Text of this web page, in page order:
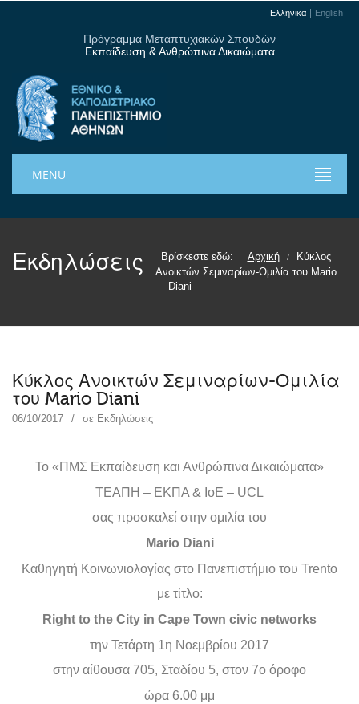
Ελληνικα English
Πρόγραμμα Μεταπτυχιακών Σπουδών
Εκπαίδευση & Ανθρώπινα Δικαιώματα
MENU
Εκδηλώσεις Βρίσκεστε εδώ: Αρχική /
Κύκλος
Ανοικτών Σεμιναρίων-Ομιλία του Mario
Diani
Κύκλος Ανοικτών Σεμιναρίων-Ομιλία
του Mario Diani
06/10/2017 σε Εκδηλώσεις
Το «ΠΜΣ Εκπαίδευση και Ανθρώπινα Δικαιώματα»
ΤΕΑΠΗ – ΕΚΠΑ & IoE – UCL
σας προσκαλεί στην ομιλία του
Mario Diani
Καθηγητή Κοινωνιολογίας στο Πανεπιστήμιο του Trento
με τίτλο:
Right to the City in Cape Town civic networks
την Τετάρτη 1η Nοεμβρίου 2017
στην αίθουσα 705, Σταδίου 5, στον 7ο όροφο
ώρα 6.00 μμ